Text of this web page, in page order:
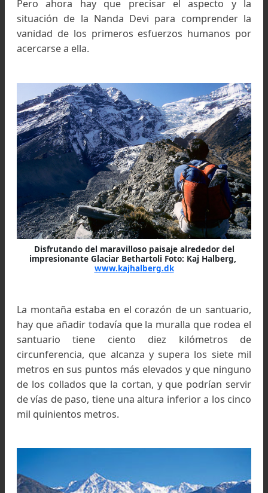
Entonces no tenían otro proyecto que el
franquearlo para poner por fin sus ojos
que escondía, pero incluso esto les fue
un pequeñísimo equipo de dos europeos y
algunos porteadores consiguió franquear
barrera y penetrar en el “santuario” mismo
montaña.
La ubicación de la montaña
Pero ahora hay que precisar el aspecto
situación de la Nanda Devi para
vanidad de los primeros esfuerzos humanos
acercarse a ella.
impresionante Glaciar Bethartoli Foto: Kaj Halberg,
www.kajhalberg.dk